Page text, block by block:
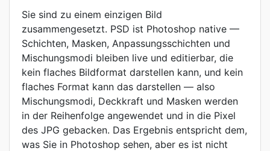
Sie sind zu einem einzigen Bild
zusammengesetzt. PSD ist Photoshop native —
Schichten, Masken, Anpassungsschichten und
Mischungsmodi bleiben live und editierbar, die
kein flaches Bildformat darstellen kann, und kein
flaches Format kann das darstellen — also
Mischungsmodi, Deckkraft und Masken werden
in der Reihenfolge angewendet und in die Pixel
des JPG gebacken. Das Ergebnis entspricht dem,
was Sie in Photoshop sehen, aber es ist nicht